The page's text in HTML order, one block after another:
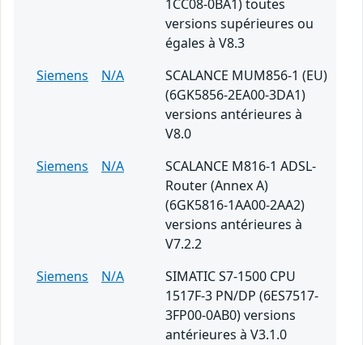
1CC08-0BA1) toutes
versions supérieures ou
égales à V8.3
Siemens
N/A
SCALANCE MUM856-1 (EU)
(6GK5856-2EA00-3DA1)
versions antérieures à
V8.0
Siemens
N/A
SCALANCE M816-1 ADSL-
Router (Annex A)
(6GK5816-1AA00-2AA2)
versions antérieures à
V7.2.2
Siemens
N/A
SIMATIC S7-1500 CPU
1517F-3 PN/DP (6ES7517-
3FP00-0AB0) versions
antérieures à V3.1.0